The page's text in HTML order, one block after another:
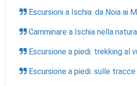
Escursioni a Ischia: da Noia ai
Camminare a Ischia nella natura
Escursione a piedi: trekking al
Escursione a piedi: sulle